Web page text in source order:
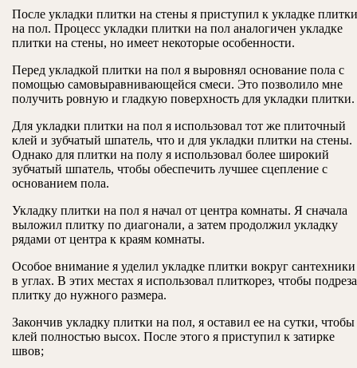
После укладки плитки на стены я приступил к укладке плитки
на пол. Процесс укладки плитки на пол аналогичен укладке
плитки на стены, но имеет некоторые особенности.
Перед укладкой плитки на пол я выровнял основание пола с
помощью самовыравнивающейся смеси. Это позволило мне
получить ровную и гладкую поверхность для укладки плитки.
Для укладки плитки на пол я использовал тот же плиточный
клей и зубчатый шпатель, что и для укладки плитки на стены.
Однако для плитки на полу я использовал более широкий
зубчатый шпатель, чтобы обеспечить лучшее сцепление с
основанием пола.
Укладку плитки на пол я начал от центра комнаты. Я сначала
выложил плитку по диагонали, а затем продолжил укладку
рядами от центра к краям комнаты.
Особое внимание я уделил укладке плитки вокруг
в углах. В этих местах я использовал плиткорез, чтобы
плитку до нужного размера.
Закончив укладку плитки на пол, я оставил ее на сутки, чтобы
клей полностью высох. После этого я приступил к затирке
швов;